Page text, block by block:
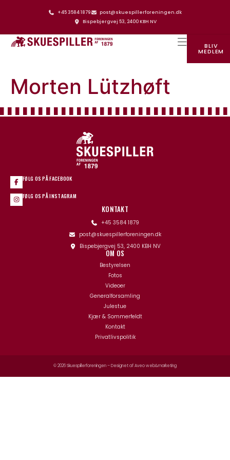
+45 3584 1879
post@skuespillerforeningen.dk
Bispebjergvej 53, 2400 KBH NV
BLIV
MEDLEM
Morten Lützhøft
FØLG OS PÅ FACEBOOK
FØLG OS PÅ INSTAGRAM
KONTAKT
+45 3584 1879
post@skuespillerforeningen.dk
Bispebjergvej 53, 2400 KBH NV
OM OS
Bestyrelsen
Fotos
Videoer
Generalforsamling
Julestue
Kjær & Sommerfeldt
Kontakt
Privatlivspolitik
© 2026 Skuespillerforeningen – Designet afAveo web&marketing